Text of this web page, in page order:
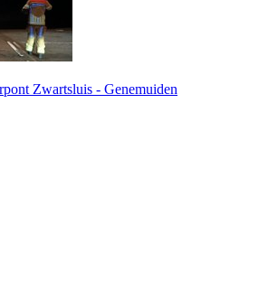
Zwartsluis - Genemuiden